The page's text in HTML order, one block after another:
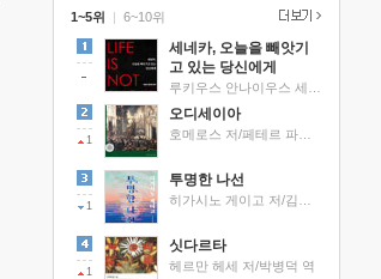
1~5위 |
세네카, 오늘을 빼앗기
고 있는 당신에게
1
오디세이아
1
투명한 나선
1
싯다르타
헤르만 헤세 저/박병덕 역
6~10위